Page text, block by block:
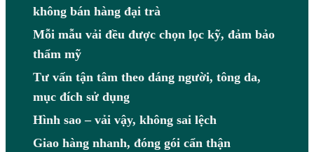
không bán hàng đại trà
Mỗi mẫu vải đều được chọn lọc kỹ, đảm bảo
thẩm mỹ
Tư vấn tận tâm theo dáng người, tông da,
mục đích sử dụng
Hình sao – vải vậy, không sai lệch
Giao hàng nhanh, đóng gói cẩn thận